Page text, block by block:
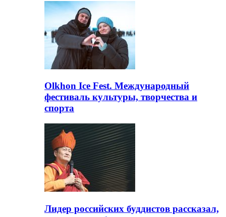
Olkhon Ice Fest. Международный
фестиваль культуры, творчества и
спорта
Лидер российских буддистов рассказал,